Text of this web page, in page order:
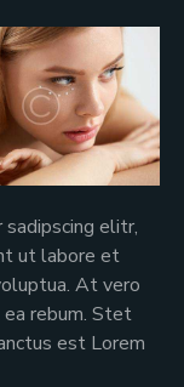
elitr,
ut labore et
At vero
rebum. Stet
est Lorem